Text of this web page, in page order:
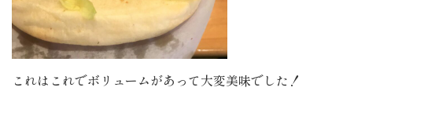
これはこれでボリュームがあって大変美味でした！